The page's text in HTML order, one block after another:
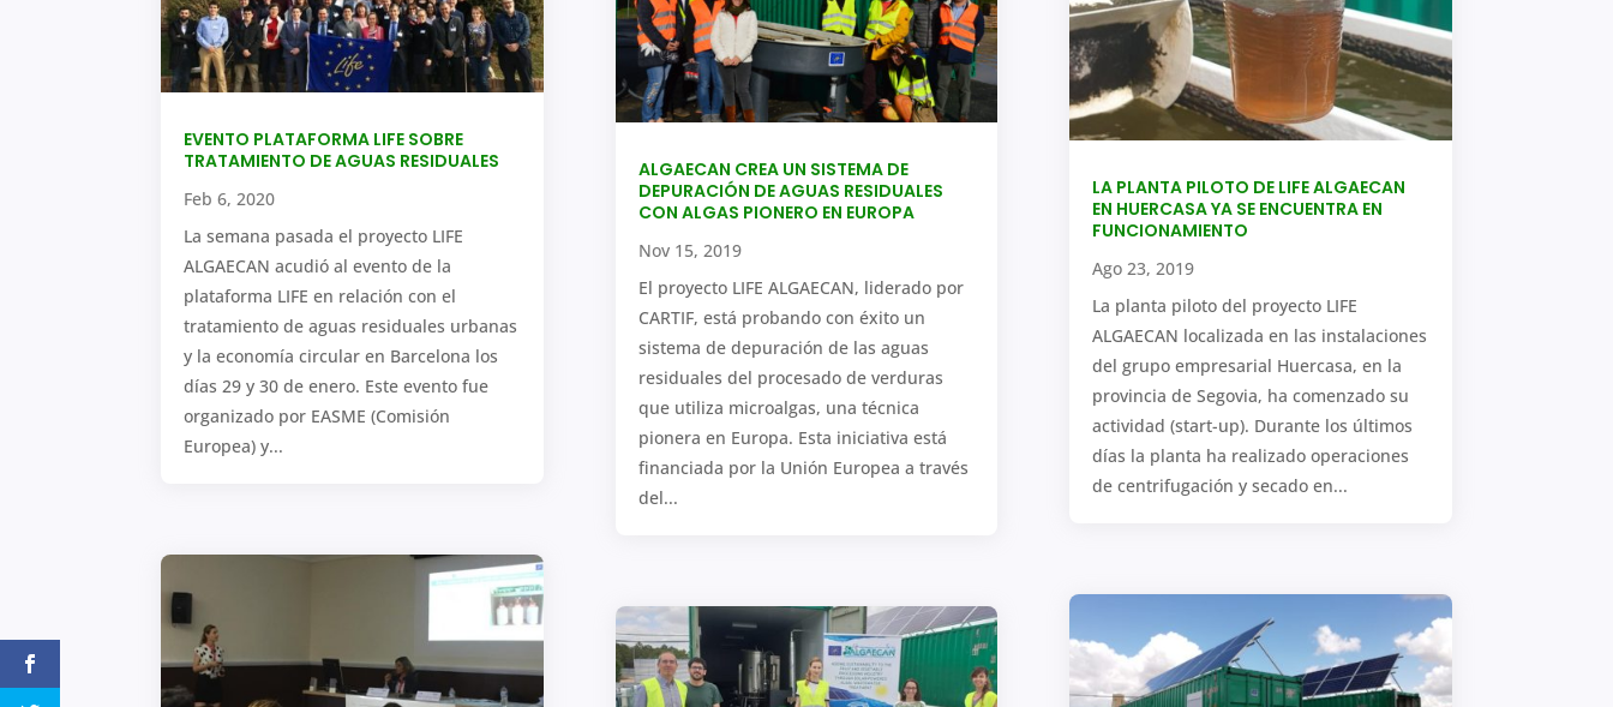
EVENTO PLATAFORMA LIFE SOBRE
TRATAMIENTO DE AGUAS RESIDUALES
Feb 6, 2020
La semana pasada el proyecto LIFE
ALGAECAN acudió al evento de la
plataforma LIFE en relación con el
tratamiento de aguas residuales urbanas
y la economía circular en Barcelona los
días 29 y 30 de enero. Este evento fue
organizado por EASME (Comisión
Europea) y...
ALGAECAN CREA UN SISTEMA DE
DEPURACIÓN DE AGUAS RESIDUALES
CON ALGAS PIONERO EN EUROPA
Nov 15, 2019
El proyecto LIFE ALGAECAN, liderado por
CARTIF, está probando con éxito un
sistema de depuración de las aguas
residuales del procesado de verduras
que utiliza microalgas, una técnica
pionera en Europa. Esta iniciativa está
financiada por la Unión Europea a través
del...
LA PLANTA PILOTO DE LIFE ALGAECAN
EN HUERCASA YA SE ENCUENTRA EN
FUNCIONAMIENTO
Ago 23, 2019
La planta piloto del proyecto LIFE
ALGAECAN localizada en las instalaciones
del grupo empresarial Huercasa, en la
provincia de Segovia, ha comenzado su
actividad (start-up). Durante los últimos
días la planta ha realizado operaciones
de centrifugación y secado en...